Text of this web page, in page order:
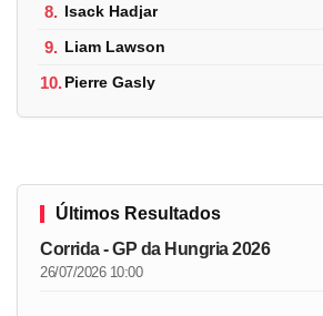
8. Isack Hadjar
9. Liam Lawson
10.Pierre Gasly
Últimos Resultados
Corrida - GP da Hungria 2026
26/07/2026 10:00